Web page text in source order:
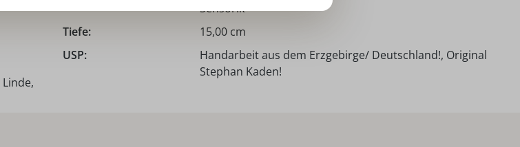
Sensorik
Tiefe:
15,00 cm
USP:
Handarbeit aus dem Erzgebirge/ Deutschland!, Original
Stephan Kaden!